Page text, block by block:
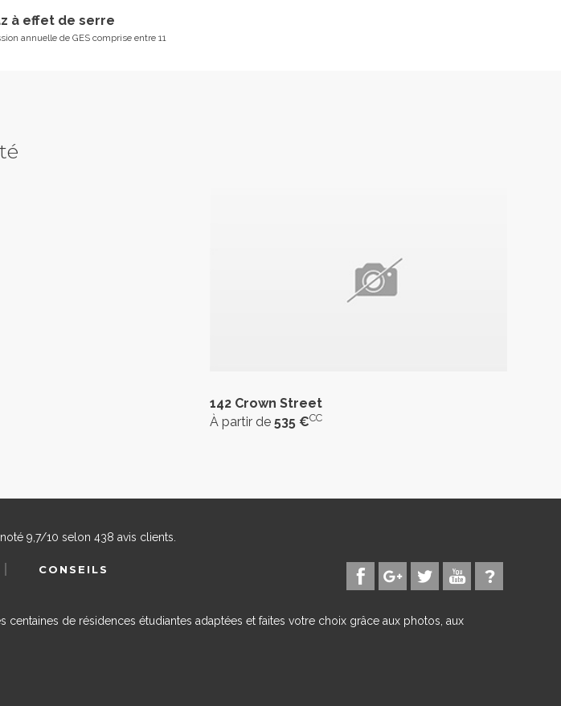
à effet de serre
annuelle de GES comprise entre 11
142 Crown Street
À partir de 535 €CC
9,7/10 selon 438 avis clients.
CONSEILS
de résidences étudiantes adaptées et faites votre choix grâce aux photos, aux